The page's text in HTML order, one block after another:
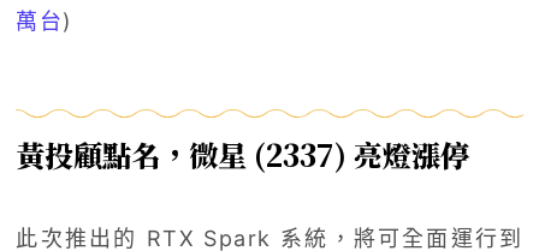
萬台)
黃投顧點名，微星 (2337) 亮燈漲停
此次推出的 RTX Spark 系統，將可全面運行到